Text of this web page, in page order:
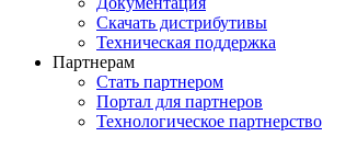
Скачать дистрибутивы
Техническая поддержка
Партнерам
Стать партнером
Портал для партнеров
Технологическое партнерство